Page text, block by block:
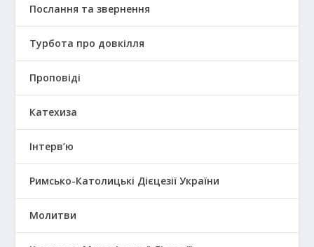
Послання та звернення
Турбота про довкілля
Проповіді
Катехиза
Інтерв’ю
Римсько-Католицькі Дієцезії України
Молитви